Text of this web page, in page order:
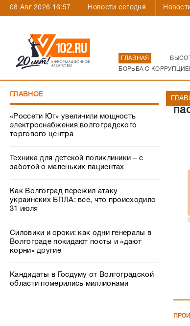
08 Авг 2026 16:57 Новости сегодня
ГЛАВНАЯ
БОРЬБА С
ГЛАВНОЕ
«Россети Юг» увеличили мощность
электроснабжения волгоградского
торгового центра
Техника для детской поликлиники – с
заботой о маленьких пациентах
Как Волгоград пережил атаку
украинских БПЛА: все, что происходило
31 июля
Силовики и сроки: как одни генералы в
Волгограде покидают посты и «дают
корни» другие
Кандидаты в Госдуму от Волгоградской
области померились миллионами